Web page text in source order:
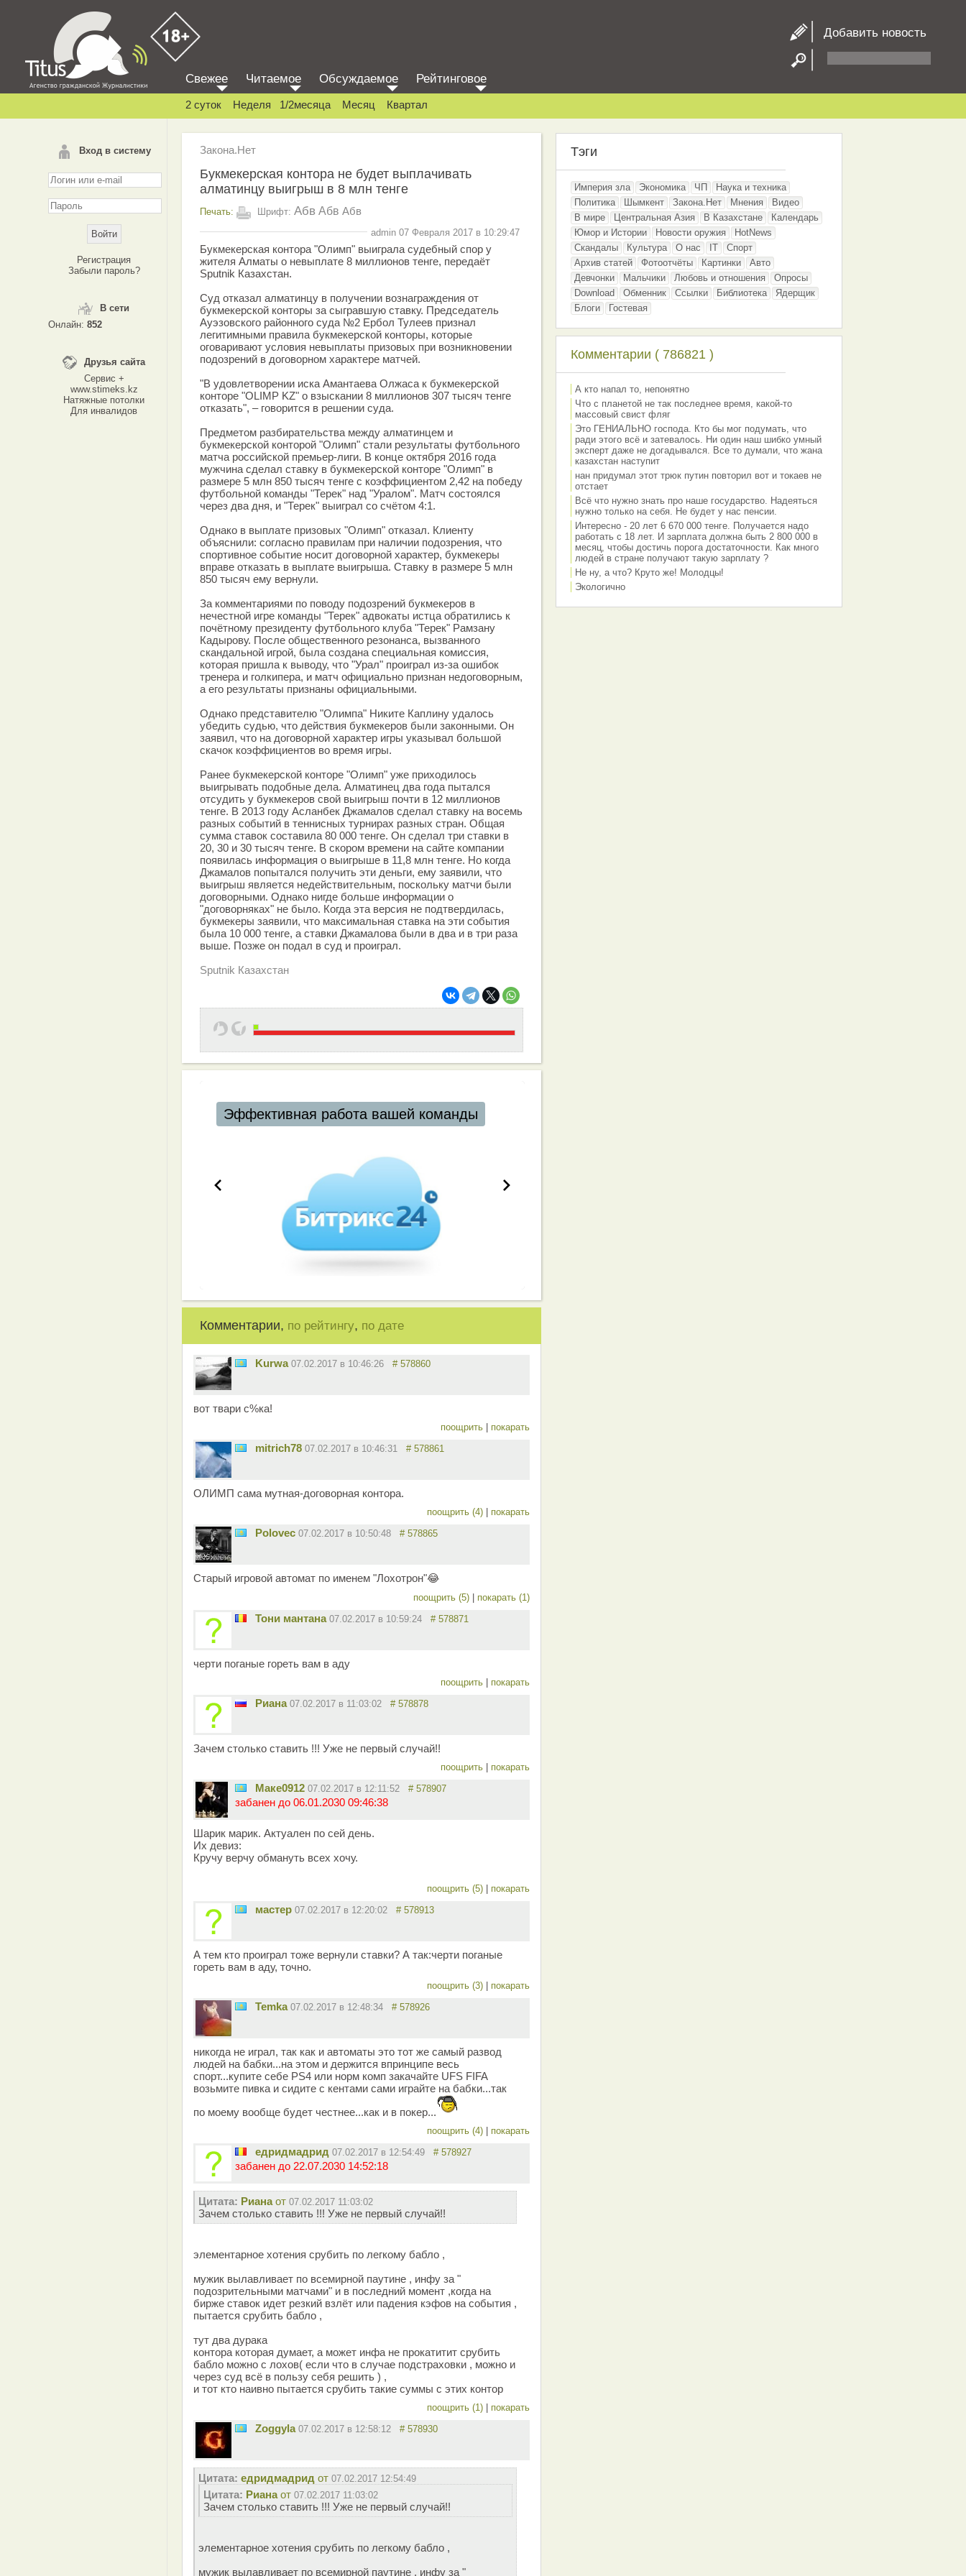
Добавить новость
Вход в систему
Регистрация
Забыли пароль?
В сети
Онлайн: 852
Друзья сайта
Сервис +
www.stimeks.kz
Натяжные потолки
Для инвалидов
Свежее Читаемое Обсуждаемое Рейтинговое
2 суток Неделя 1/2месяца Месяц Квартал
Закона.Нет
Букмекерская контора не будет выплачивать
алматинцу выигрыш в 8 млн тенге
Печать: Шрифт: Абв Абв Абв
admin 07 Февраля 2017 в 10:29:47
Букмекерская контора "Олимп" выиграла судебный спор у
жителя Алматы о невыплате 8 миллионов тенге, передаёт
Sputnik Казахстан.
Суд отказал алматинцу в получении вознаграждения от
букмекерской конторы за сыгравшую ставку. Председатель
Ауэзовского районного суда №2 Ербол Тулеев признал
легитимными правила букмекерской конторы, которые
оговаривают условия невыплаты призовых при возникновении
подозрений в договорном характере матчей.
"В удовлетворении иска Амантаева Олжаса к букмекерской
конторе "OLIMP KZ" о взыскании 8 миллионов 307 тысяч тенге
отказать", – говорится в решении суда.
Предметом разбирательства между алматинцем и
букмекерской конторой "Олимп" стали результаты футбольного
матча российской премьер-лиги. В конце октября 2016 года
мужчина сделал ставку в букмекерской конторе "Олимп" в
размере 5 млн 850 тысяч тенге с коэффициентом 2,42 на победу
футбольной команды "Терек" над "Уралом". Матч состоялся
через два дня, и "Терек" выиграл со счётом 4:1.
Однако в выплате призовых "Олимп" отказал. Клиенту
объяснили: согласно правилам при наличии подозрения, что
спортивное событие носит договорной характер, букмекеры
вправе отказать в выплате выигрыша. Ставку в размере 5 млн
850 тысяч ему вернули.
За комментариями по поводу подозрений букмекеров в
нечестной игре команды "Терек" адвокаты истца обратились к
почётному президенту футбольного клуба "Терек" Рамзану
Кадырову. После общественного резонанса, вызванного
скандальной игрой, была создана специальная комиссия,
которая пришла к выводу, что "Урал" проиграл из-за ошибок
тренера и голкипера, и матч официально признан недоговорным,
а его результаты признаны официальными.
Однако представителю "Олимпа" Никите Каплину удалось
убедить судью, что действия букмекеров были законными. Он
заявил, что на договорной характер игры указывал большой
скачок коэффициентов во время игры.
Ранее букмекерской конторе "Олимп" уже приходилось
выигрывать подобные дела. Алматинец два года пытался
отсудить у букмекеров свой выигрыш почти в 12 миллионов
тенге. В 2013 году Асланбек Джамалов сделал ставку на восемь
разных событий в теннисных турнирах разных стран. Общая
сумма ставок составила 80 000 тенге. Он сделал три ставки в
20, 30 и 30 тысяч тенге. В скором времени на сайте компании
появилась информация о выигрыше в 11,8 млн тенге. Но когда
Джамалов попытался получить эти деньги, ему заявили, что
выигрыш является недействительным, поскольку матчи были
договорными. Однако нигде больше информации о
"договорняках" не было. Когда эта версия не подтвердилась,
букмекеры заявили, что максимальная ставка на эти события
была 10 000 тенге, а ставки Джамалова были в два и в три раза
выше. Позже он подал в суд и проиграл.
Sputnik Казахстан
Эффективная работа вашей команды
Комментарии, по рейтингу, по дате
Kurwa 07.02.2017 в 10:46:26 # 578860
вот твари с%ка!
поощрить покарать
mitrich78 07.02.2017 в 10:46:31 # 578861
ОЛИМП сама мутная-договорная контора.
поощрить (4) покарать
Polovec 07.02.2017 в 10:50:48 # 578865
Старый игровой автомат по именем "Лохотрон"😂
поощрить (5) покарать (1)
Тони мантана 07.02.2017 в 10:59:24 # 578871
черти поганые гореть вам в аду
поощрить покарать
Риана 07.02.2017 в 11:03:02 # 578878
Зачем столько ставить !!! Уже не первый случай!!
поощрить покарать
Маке0912 07.02.2017 в 12:11:52 # 578907
забанен до 06.01.2030 09:46:38
Шарик марик. Актуален по сей день.
Их девиз:
Кручу верчу обмануть всех хочу.
поощрить (5) покарать
мастер 07.02.2017 в 12:20:02 # 578913
А тем кто проиграл тоже вернули ставки? А так:черти поганые
гореть вам в аду, точно.
поощрить (3) покарать
Temka 07.02.2017 в 12:48:34 # 578926
никогда не играл, так как и автоматы это тот же самый развод
людей на бабки...на этом и держится впринципе весь
спорт...купите себе PS4 или норм комп закачайте UFS FIFA
возьмите пивка и сидите с кентами сами играйте на бабки...так
по моему вообще будет честнее...как и в покер...
поощрить (4) покарать
едридмадрид 07.02.2017 в 12:54:49 # 578927
забанен до 22.07.2030 14:52:18
Цитата: Рианаот 07.02.2017 11:03:02
Зачем столько ставить !!! Уже не первый случай!!
элементарное хотения срубить по легкому бабло ,
мужик вылавливает по всемирной паутине , инфу за "
подозрительными матчами" и в последний момент ,когда на
бирже ставок идет резкий взлёт или падения кэфов на события ,
пытается срубить бабло ,
тут два дурака
контора которая думает, а может инфа не прокатитит срубить
бабло можно с лохов( если что в случае подстраховки , можно и
через суд всё в пользу себя решить ) ,
и тот кто наивно пытается срубить такие суммы с этих контор
поощрить (1) покарать
Zoggyla 07.02.2017 в 12:58:12 # 578930
Цитата: едридмадрид от 07.02.2017 12:54:49
Цитата: Рианаот 07.02.2017 11:03:02
Зачем столько ставить !!! Уже не первый случай!!
элементарное хотения срубить по легкому бабло ,
мужик вылавливает по всемирной паутине , инфу за "
Тэги
Империя зла Экономика ЧП
Наука и техника
Политика
Шымкент Закона.Нет Мнения
Видео
В мире
Центральная Азия В Казахстане
Календарь
Юмор и Истории
Новости оружия
HotNews
Скандалы
Культура О нас IT
Спорт
Архив статей
Фотоотчёты Картинки
Авто
Девчонки
Мальчики Любовь и отношения
Опросы
Download
Обменник Ссылки Библиотека
Ядерщик
Блоги
Гостевая
Комментарии ( 786821 )
А кто напал то, непонятно
Что с планетой не так последнее время, какой-то
массовый свист фляг
Это ГЕНИАЛЬНО господа. Кто бы мог подумать, что
ради этого всё и затевалось. Ни один наш шибко умный
эксперт даже не догадывался. Все то думали, что жана
казахстан наступит
нан придумал этот трюк путин повторил вот и токаев не
отстает
Всё что нужно знать про наше государство. Надеяться
нужно только на себя. Не будет у нас пенсии.
Интересно - 20 лет 6 670 000 тенге. Получается надо
работать с 18 лет. И зарплата должна быть 2 800 000 в
месяц, чтобы достичь порога достаточности. Как много
людей в стране получают такую зарплату ?
Не ну, а что? Круто же! Молодцы!
Экологично